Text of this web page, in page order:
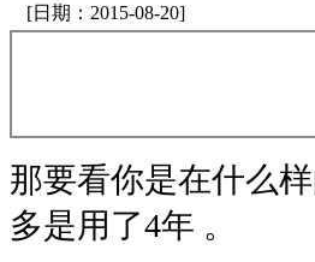
[日期：2015-08-20]
那要看你是在什么
多是用了4年 。